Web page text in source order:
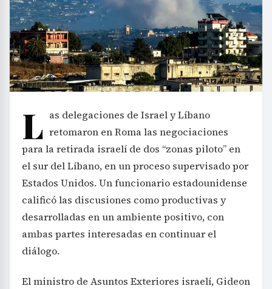
L as delegaciones de Israel y Líbano
retomaron en Roma las negociaciones
para la retirada israelí de dos “zonas piloto” en
el sur del Líbano, en un proceso supervisado por
Estados Unidos. Un funcionario estadounidense
calificó las discusiones como productivas y
desarrolladas en un ambiente positivo, con
ambas partes interesadas en continuar el
diálogo.
El ministro de Asuntos Exteriores israelí, Gideon